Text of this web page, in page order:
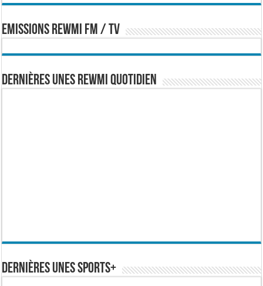
EMISSIONS REWMI FM / TV
Dernières Unes Rewmi Quotidien
Dernières Unes Sports+